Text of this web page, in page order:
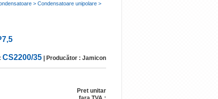
IR/UV
> Condensatoare unipolare >
CS2200/35| Producător : Jamicon
Pret unitar